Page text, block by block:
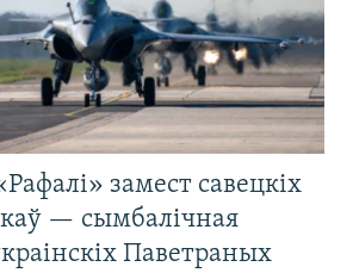
замест савецкіх
— сымбалічная
Паветраных